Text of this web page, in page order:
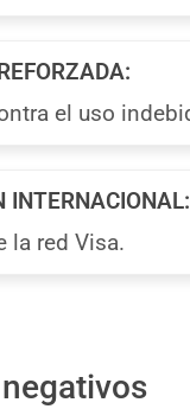
el uso
INTERNACIONAL:
la red Visa.